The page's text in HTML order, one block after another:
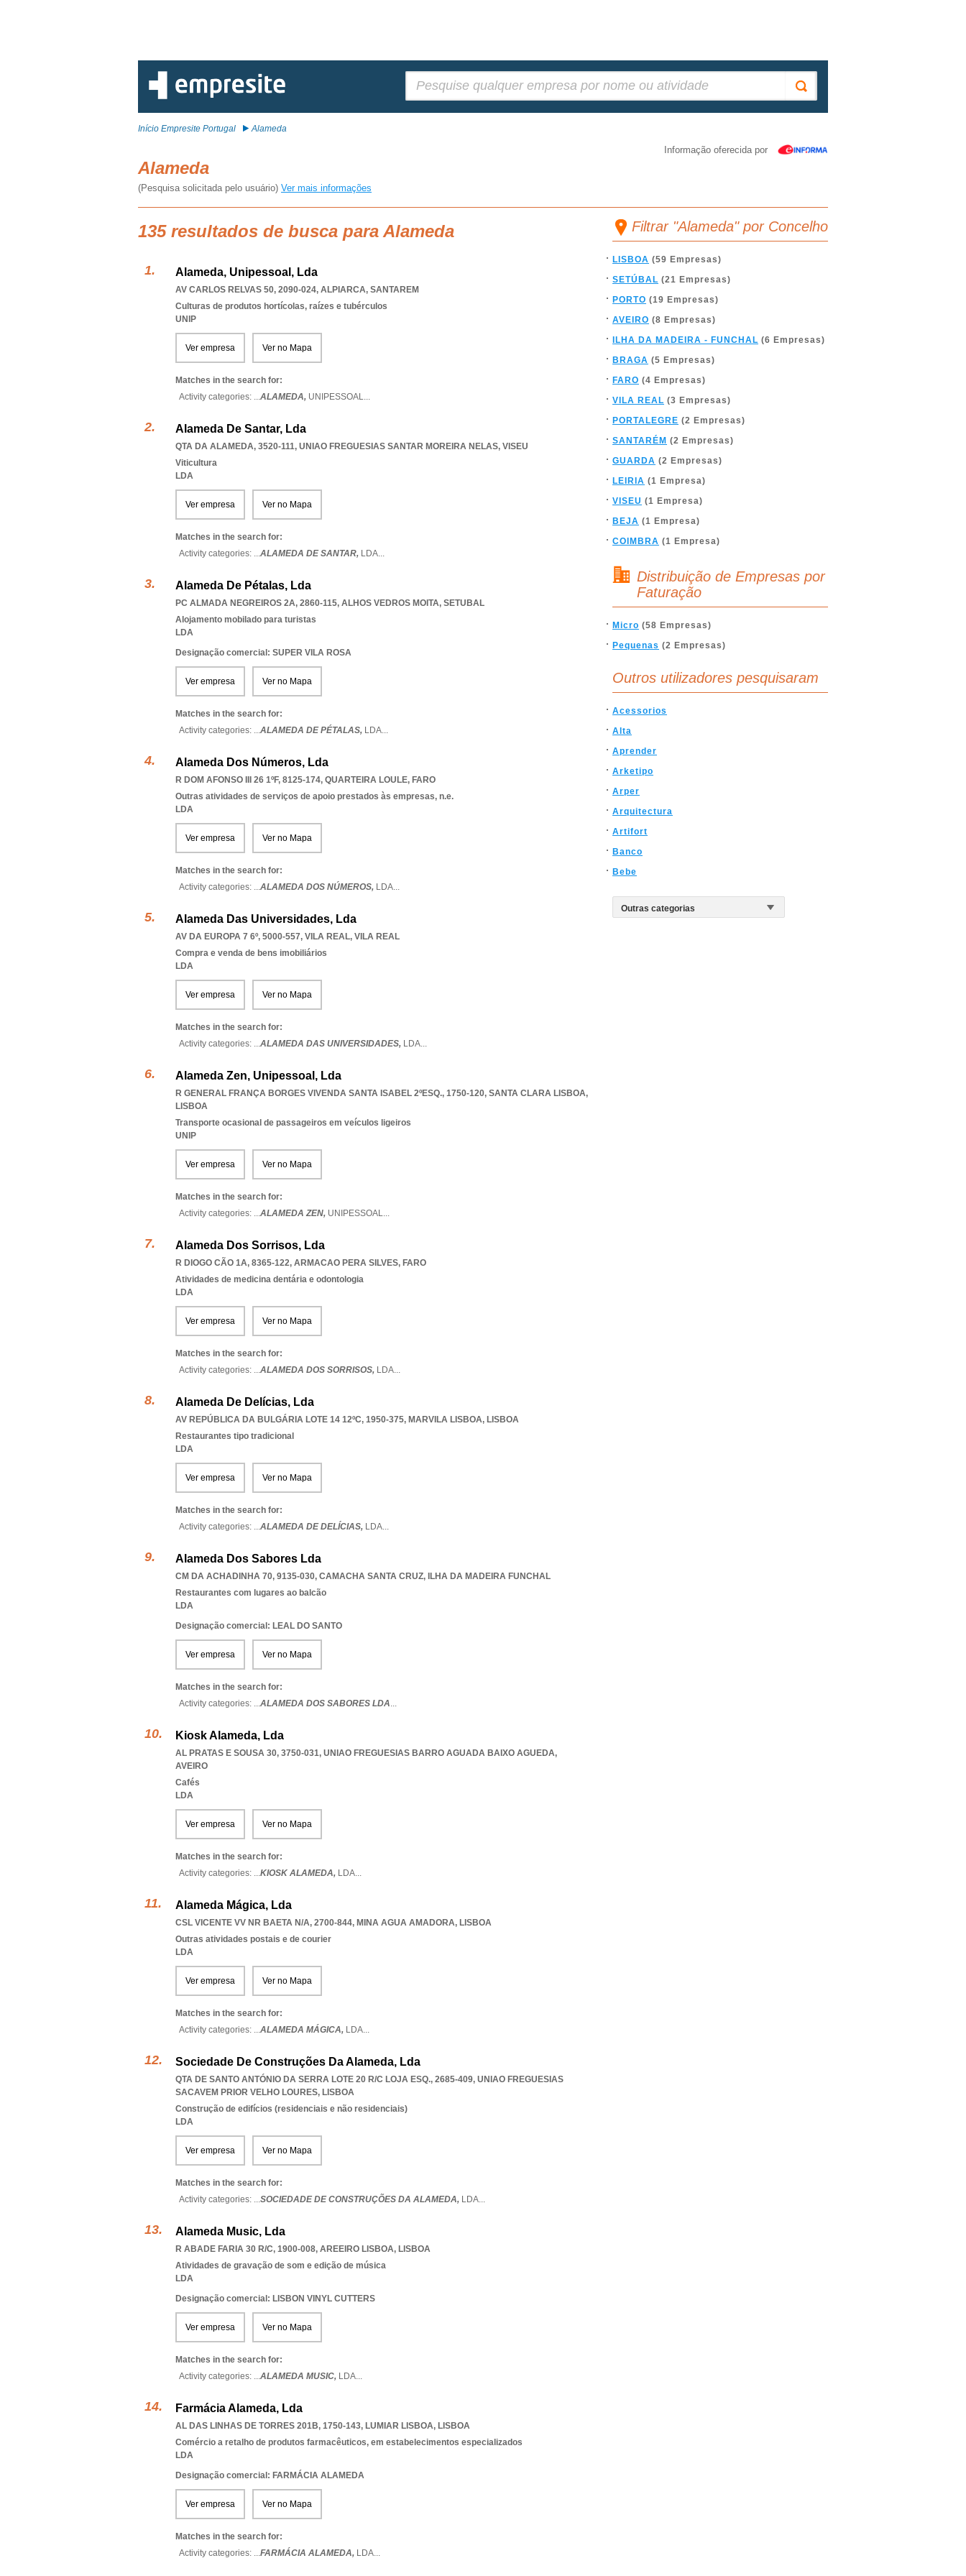
Início Empresite Portugal Alameda
Informação oferecida por
Alameda
(Pesquisa solicitada pelo usuário) Ver mais informações
135 resultados de busca para Alameda
Alameda, Unipessoal, Lda
AV CARLOS RELVAS 50, 2090-024, ALPIARCA, SANTAREM
Culturas de produtos hortícolas, raízes e tubérculos
UNIP
Ver empresa Ver no Mapa
Matches in the search for:
Activity categories: ...ALAMEDA, UNIPESSOAL...
Alameda De Santar, Lda
QTA DA ALAMEDA, 3520-111, UNIAO FREGUESIAS SANTAR MOREIRA NELAS, VISEU
Viticultura
LDA
Ver empresa Ver no Mapa
Matches in the search for:
Activity categories: ...ALAMEDA DE SANTAR, LDA...
Alameda De Pétalas, Lda
PC ALMADA NEGREIROS 2A, 2860-115, ALHOS VEDROS MOITA, SETUBAL
Alojamento mobilado para turistas
LDA
Designação comercial: SUPER VILA ROSA
Ver empresa Ver no Mapa
Matches in the search for:
Activity categories: ...ALAMEDA DE PÉTALAS, LDA...
Alameda Dos Números, Lda
R DOM AFONSO III 26 1ºF, 8125-174, QUARTEIRA LOULE, FARO
Outras atividades de serviços de apoio prestados às empresas, n.e.
LDA
Ver empresa Ver no Mapa
Matches in the search for:
Activity categories: ...ALAMEDA DOS NÚMEROS, LDA...
Alameda Das Universidades, Lda
AV DA EUROPA 7 6º, 5000-557, VILA REAL, VILA REAL
Compra e venda de bens imobiliários
LDA
Ver empresa Ver no Mapa
Matches in the search for:
Activity categories: ...ALAMEDA DAS UNIVERSIDADES, LDA...
Alameda Zen, Unipessoal, Lda
R GENERAL FRANÇA BORGES VIVENDA SANTA ISABEL 2ºESQ., 1750-120, SANTA CLARA LISBOA,
LISBOA
Transporte ocasional de passageiros em veículos ligeiros
UNIP
Ver empresa Ver no Mapa
Matches in the search for:
Activity categories: ...ALAMEDA ZEN, UNIPESSOAL...
Alameda Dos Sorrisos, Lda
R DIOGO CÃO 1A, 8365-122, ARMACAO PERA SILVES, FARO
Atividades de medicina dentária e odontologia
LDA
Ver empresa Ver no Mapa
Matches in the search for:
Activity categories: ...ALAMEDA DOS SORRISOS, LDA...
Alameda De Delícias, Lda
AV REPÚBLICA DA BULGÁRIA LOTE 14 12ºC, 1950-375, MARVILA LISBOA, LISBOA
Restaurantes tipo tradicional
LDA
Ver empresa Ver no Mapa
Matches in the search for:
Activity categories: ...ALAMEDA DE DELÍCIAS, LDA...
Alameda Dos Sabores Lda
CM DA ACHADINHA 70, 9135-030, CAMACHA SANTA CRUZ, ILHA DA MADEIRA FUNCHAL
Restaurantes com lugares ao balcão
LDA
Designação comercial: LEAL DO SANTO
Ver empresa Ver no Mapa
Matches in the search for:
Activity categories: ...ALAMEDA DOS SABORES LDA...
Kiosk Alameda, Lda
AL PRATAS E SOUSA 30, 3750-031, UNIAO FREGUESIAS BARRO AGUADA BAIXO AGUEDA,
AVEIRO
Cafés
LDA
Ver empresa Ver no Mapa
Matches in the search for:
Activity categories: ...KIOSK ALAMEDA, LDA...
Alameda Mágica, Lda
CSL VICENTE VV NR BAETA N/A, 2700-844, MINA AGUA AMADORA, LISBOA
Outras atividades postais e de courier
LDA
Ver empresa Ver no Mapa
Matches in the search for:
Activity categories: ...ALAMEDA MÁGICA, LDA...
Sociedade De Construções Da Alameda, Lda
QTA DE SANTO ANTÓNIO DA SERRA LOTE 20 R/C LOJA ESQ., 2685-409, UNIAO FREGUESIAS
SACAVEM PRIOR VELHO LOURES, LISBOA
Construção de edifícios (residenciais e não residenciais)
LDA
Ver empresa Ver no Mapa
Matches in the search for:
Activity categories: ...SOCIEDADE DE CONSTRUÇÕES DA ALAMEDA, LDA...
Alameda Music, Lda
R ABADE FARIA 30 R/C, 1900-008, AREEIRO LISBOA, LISBOA
Atividades de gravação de som e edição de música
LDA
Designação comercial: LISBON VINYL CUTTERS
Ver empresa Ver no Mapa
Matches in the search for:
Activity categories: ...ALAMEDA MUSIC, LDA...
Farmácia Alameda, Lda
AL DAS LINHAS DE TORRES 201B, 1750-143, LUMIAR LISBOA, LISBOA
Comércio a retalho de produtos farmacêuticos, em estabelecimentos especializados
LDA
Designação comercial: FARMÁCIA ALAMEDA
Ver empresa Ver no Mapa
Matches in the search for:
Activity categories: ...FARMÁCIA ALAMEDA, LDA...
Filtrar "Alameda" por Concelho
LISBOA (59 Empresas)
SETÚBAL (21 Empresas)
PORTO (19 Empresas)
AVEIRO (8 Empresas)
ILHA DA MADEIRA - FUNCHAL (6 Empresas)
BRAGA (5 Empresas)
FARO (4 Empresas)
VILA REAL (3 Empresas)
PORTALEGRE (2 Empresas)
SANTARÉM (2 Empresas)
GUARDA (2 Empresas)
LEIRIA (1 Empresa)
VISEU (1 Empresa)
BEJA (1 Empresa)
COIMBRA (1 Empresa)
Distribuição de Empresas por
Faturação
Micro (58 Empresas)
Pequenas (2 Empresas)
Outros utilizadores pesquisaram
Acessorios
Alta
Aprender
Arketipo
Arper
Arquitectura
Artifort
Banco
Bebe